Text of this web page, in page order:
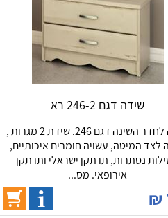
שידה דגם 246-2 רא
שידה לחדר השינה דגם 246. שידת 2 מגרות ,
לצד המיטה, עשויה חומרים איכותיים,
נסתרות, תו תקן ישראלי ותו תקן
אירופאי. מס...
₪